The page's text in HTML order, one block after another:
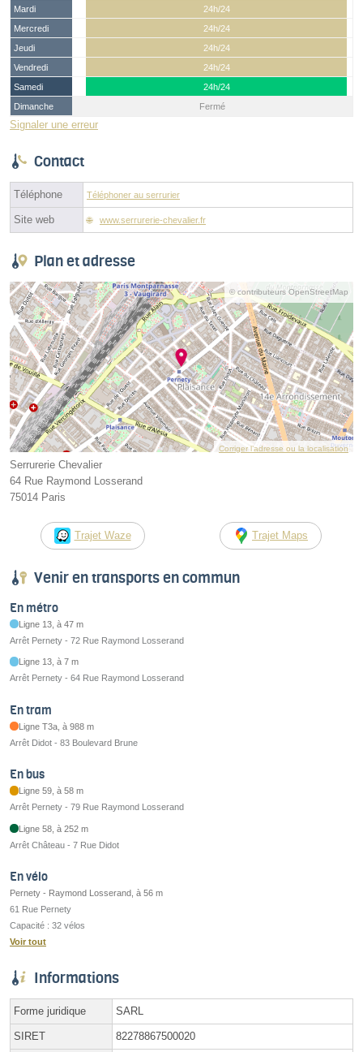
Mardi
24h/24
Mercredi
24h/24
Jeudi
24h/24
Vendredi
24h/24
Samedi
24h/24
Dimanche
Fermé
Signaler une erreur
Contact
Téléphone Téléphoner au serrurier
Site web www.serrurerie-chevalier.fr
Plan et adresse
© contributeurs OpenStreetMap
Corriger l’adresse ou la localisation
Serrurerie Chevalier
64 Rue Raymond Losserand
75014 Paris
Trajet Waze Trajet Maps
Venir en transports en commun
En métro
Ligne 13, à 47 m
Arrêt Pernety - 72 Rue Raymond Losserand
Ligne 13, à 7 m
Arrêt Pernety - 64 Rue Raymond Losserand
En tram
Ligne T3a, à 988 m
Arrêt Didot - 83 Boulevard Brune
En bus
Ligne 59, à 58 m
Arrêt Pernety - 79 Rue Raymond Losserand
Ligne 58, à 252 m
Arrêt Château - 7 Rue Didot
En vélo
Pernety - Raymond Losserand, à 56 m
61 Rue Pernety
Capacité : 32 vélos
Voir tout
Informations
Forme juridique SARL
SIRET 82278867500020